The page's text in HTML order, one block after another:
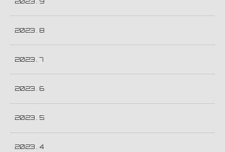
2023 . 8
2023 . 7
2023 . 6
2023 . 5
2023 . 4